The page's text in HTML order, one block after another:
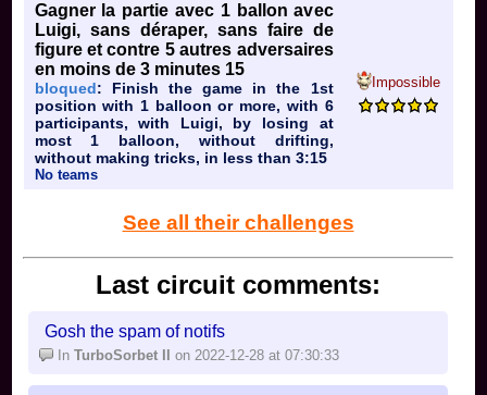
Gagner la partie avec 1 ballon avec
Luigi, sans déraper, sans faire de
figure et contre 5 autres adversaires
en moins de 3 minutes 15
bloqued: Finish the game in the 1st
position with 1 balloon or more, with 6
participants, with Luigi, by losing at
most 1 balloon, without drifting,
without making tricks, in less than 3:15
No teams
Impossible
See all their challenges
Last circuit comments:
Gosh the spam of notifs
InTurboSorbet II on 2022-12-28 at 07:30:33